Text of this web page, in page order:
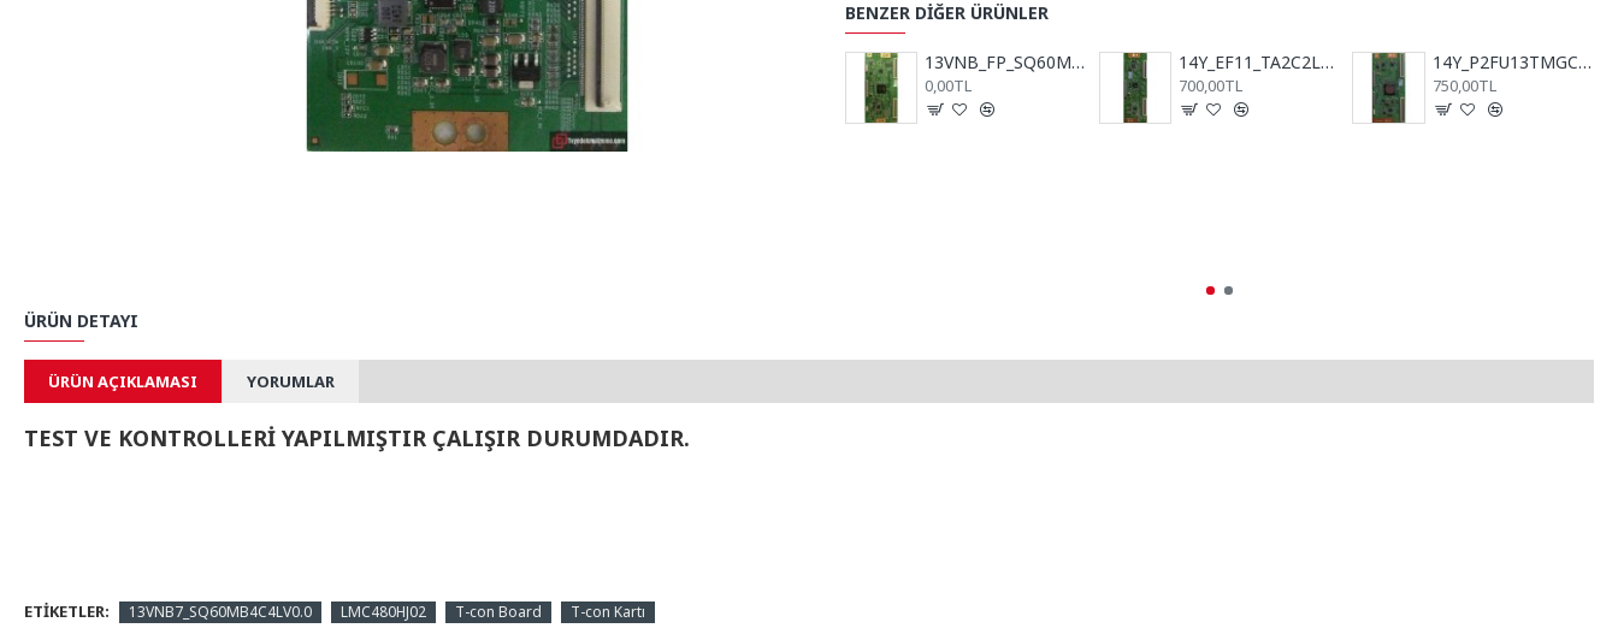
BENZER DIĞER ÜRÜNLER
13VNB_FP_SQ60MB4C4LV0.0, T-con Board, Vestel
0,00TL
14Y_EF11_TA2C2LV0.1, LMC400HM10, VES400UNVS-N01, T-con Board
700,00TL
14Y_P2FU13TMGC4LV0.0, VESTEL, SAMSUNG, TCON BOARD, TCON KARTI
750,00TL
ÜRÜN DETAYI
ÜRÜN AÇIKLAMASI YORUMLAR
TEST VE KONTROLLERİ YAPILMIŞTIR ÇALIŞIR DURUMDADIR.
ETIKETLER: 13VNB7_SQ60MB4C4LV0.0 LMC480HJ02 T-con Board T-con Kartı